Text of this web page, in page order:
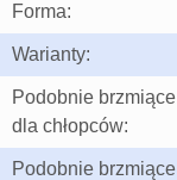
Forma:
Warianty:
Podobnie brzmiące
dla chłopców:
Podobnie brzmiące